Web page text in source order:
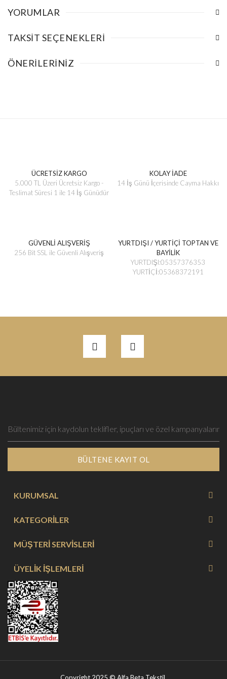
YORUMLAR
TAKSIT SEÇENEKLERI
ÖNERILERINIZ
ÜCRETSİZ KARGO
5.000 TL Üzeri Ücretsiz Kargo -
Teslimat Süresi 1 ile 14 İş Günüdür
KOLAY İADE
14 İş Günü İçerisinde Cayma Hakkı
GÜVENLİ ALIŞVERİŞ
256 Bit SSL ile Güvenli Alışveriş
YURTDIŞI / YURTİÇİ TOPTAN VE
BAYİLİK
YURTDIŞI:05357376353
YURTİÇİ:05368372191
BÜLTENE KAYIT OL
KURUMSAL
KATEGORİLER
MÜŞTERİ SERVİSLERİ
ÜYELİK İŞLEMLERİ